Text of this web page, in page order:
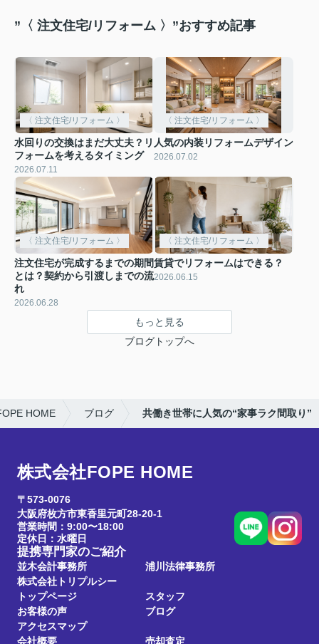
”〈 注文住宅/リフォーム 〉”おすすめ記事
〈 注文住宅/リフォーム 〉
水回りの交換はまだ大丈夫？リ
フォームを考えるタイミング
2026.07.11
〈 注文住宅/リフォーム 〉
人気の内装リフォームデザイン
2026.07.02
〈 注文住宅/リフォーム 〉
注文住宅が完成するまでの期間
とは？契約から引渡しまでの流
れ
2026.06.28
〈 注文住宅/リフォーム 〉
賃貸でリフォームはできる？
2026.06.15
もっと見る
ブログトップへ
HOME ブログ 共働き世帯に人気の“家事ラク間取り”
株式会社FOPE HOME
〒573-0076
大阪府枚方市東香里元町28-20-1
営業時間：9:00〜18:00
定休日：水曜日
提携専門家のご紹介
並木会計事務所
浦川法律事務所
株式会社トリプルシー
トップページ
スタッフ
お客様の声
ブログ
アクセスマップ
会社概要
売却査定